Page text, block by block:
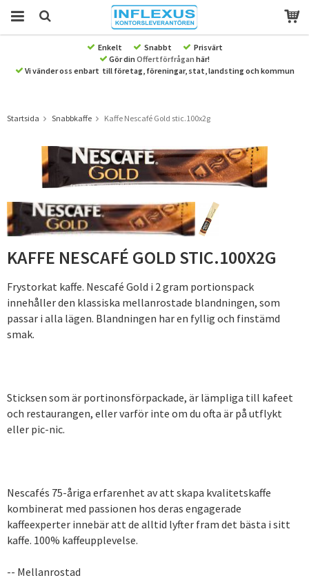
Produkten har blivit tillagd i varukorgen
Enkelt Snabbt
Prisvärt
Gör din Offertförfrågan här!
Vi vänder oss enbart till företag, föreningar, stat, landsting och kommun
Startsida Snabbkaffe Kaffe Nescafé Gold stic.100x2g
KAFFE NESCAFÉ GOLD STIC.100X2G
Frystorkat kaffe. Nescafé Gold i 2 gram portionspack
innehåller den klassiska mellanrostade blandningen, som
passar i alla lägen. Blandningen har en fyllig och finstämd
smak.
Sticksen som är portinonsförpackade, är lämpliga till kafeet
och restaurangen, eller varför inte om du ofta är på utflykt
eller pic-nic.
Nescafés 75-åriga erfarenhet av att skapa kvalitetskaffe
kombinerat med passionen hos deras engagerade
kaffeexperter innebär att de alltid lyfter fram det bästa i sitt
kaffe. 100% kaffeupplevelse.
-- Mellanrostad